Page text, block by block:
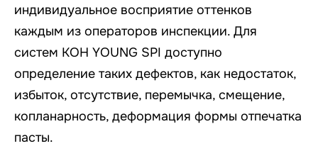
индивидуальное восприятие оттенков
каждым из операторов инспекции. Для
систем KOH YOUNG SPI доступно
определение таких дефектов, как недостаток,
избыток, отсутствие, перемычка, смещение,
копланарность, деформация формы отпечатка
пасты.